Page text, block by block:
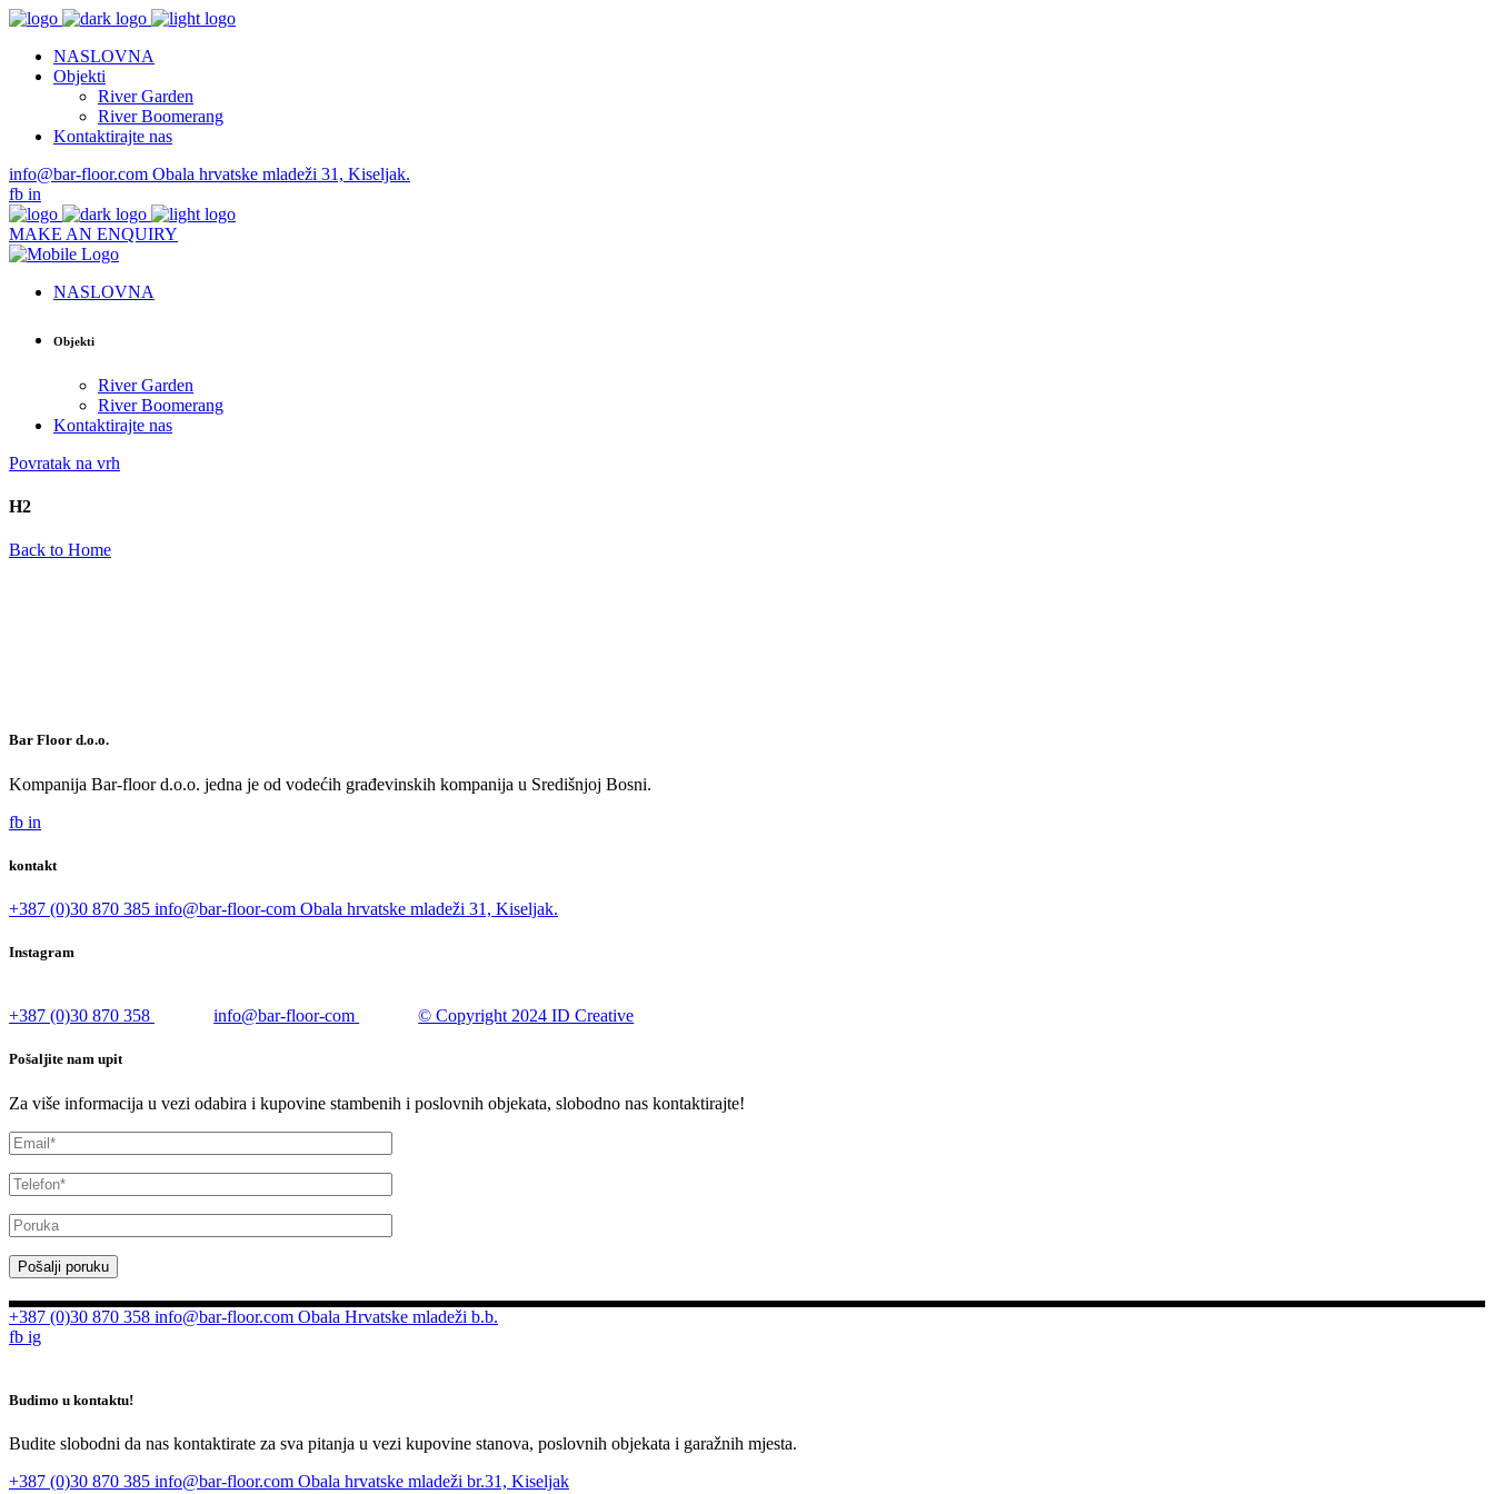
NASLOVNA
Objekti
River Garden
River Boomerang
Kontaktirajte nas
info@bar-floor.com Obala hrvatske mladeži 31, Kiseljak.
fb in
MAKE AN ENQUIRY
NASLOVNA
Objekti
River Garden
River Boomerang
Kontaktirajte nas
Povratak na vrh
H2
Back to Home
Bar Floor d.o.o.
Kompanija Bar-floor d.o.o. jedna je od vodećih građevinskih kompanija u Središnjoj Bosni.
fb in
kontakt
+387 (0)30 870 385 info@bar-floor-com Obala hrvatske mladeži 31, Kiseljak.
Instagram
+387 (0)30 870 358 info@bar-floor-com © Copyright 2024 ID Creative
Pošaljite nam upit
Za više informacija u vezi odabira i kupovine stambenih i poslovnih objekata, slobodno nas kontaktirajte!
Pošalji poruku
+387 (0)30 870 358 info@bar-floor.com Obala Hrvatske mladeži b.b.
fb ig
Budimo u kontaktu!
Budite slobodni da nas kontaktirate za sva pitanja u vezi kupovine stanova, poslovnih objekata i garažnih mjesta.
+387 (0)30 870 385 info@bar-floor.com Obala hrvatske mladeži br.31, Kiseljak